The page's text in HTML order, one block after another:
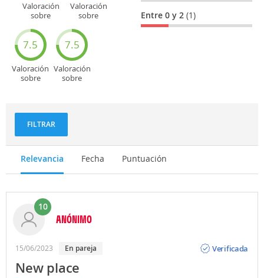
Valoración
sobre
Valoración
sobre
turísticos
7.5
Valoración
sobre
7.5
Valoración
sobre
Entre 0 y 2(1)
FILTRAR
Relevancia Fecha Puntuación
10
ANÓNIMO
15/06/2023 en pareja
Verificada
New place